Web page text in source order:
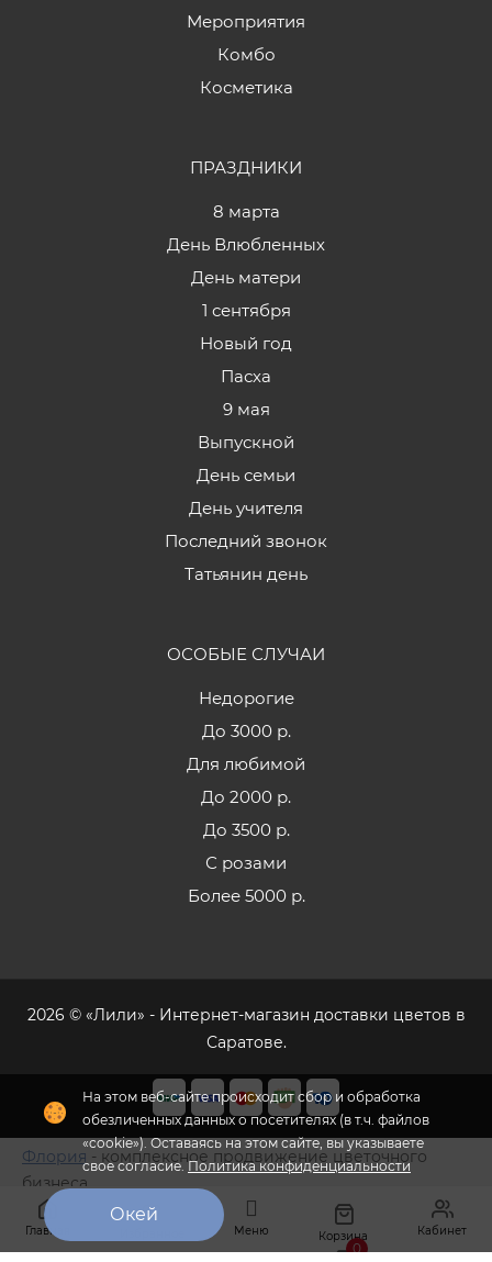
Главная Меню Корзина
0
Кабинет
Мероприятия
Комбо
Косметика
ПРАЗДНИКИ
8 марта
День Влюбленных
День матери
1 сентября
Новый год
Пасха
9 мая
Выпускной
День семьи
День учителя
Последний звонок
Татьянин день
ОСОБЫЕ СЛУЧАИ
Недорогие
До 3000 р.
Для любимой
До 2000 р.
До 3500 р.
С розами
Более 5000 р.
2026 © «Лили» - Интернет-магазин доставки цветов в
Саратове.
Флория - комплексное продвижение цветочного
бизнеса